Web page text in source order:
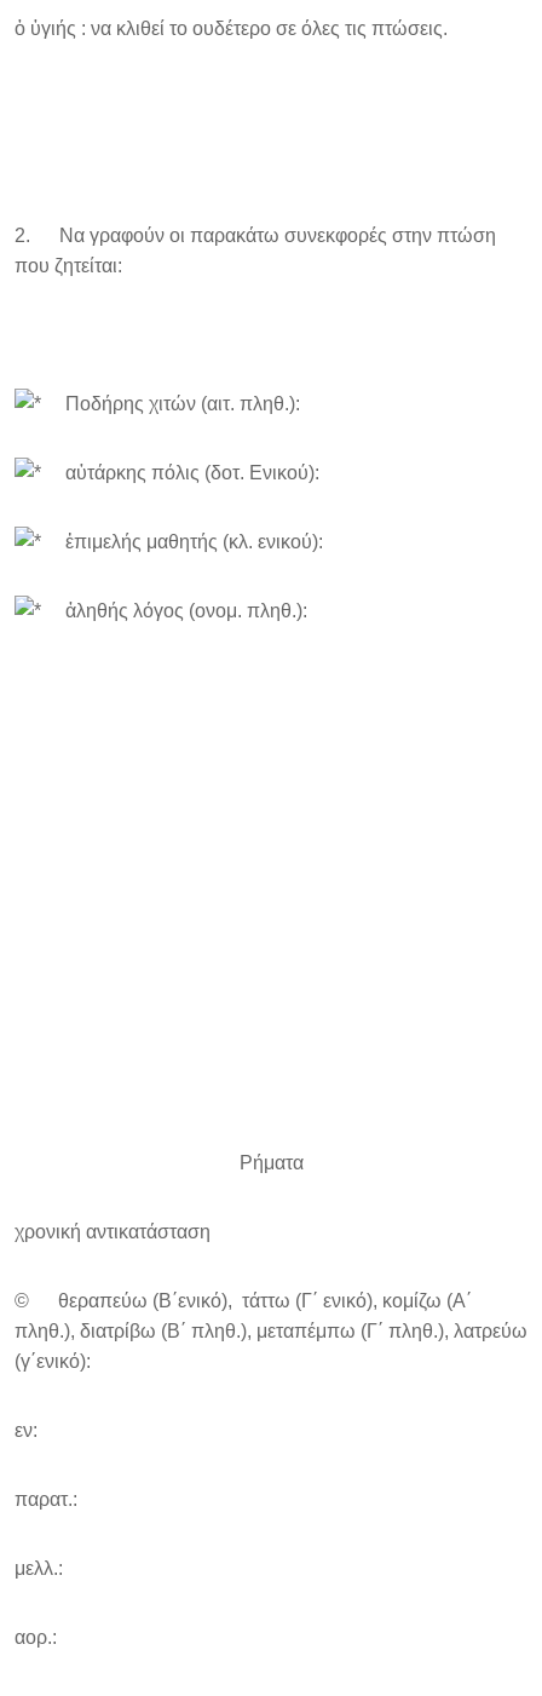
ὁ ὐγιής : να κλιθεί το ουδέτερο σε όλες τις πτώσεις.
2. Να γραφούν οι παρακάτω συνεκφορές στην πτώση
που ζητείται:
Ποδήρης χιτών (αιτ. πληθ.):
αὐτάρκης πόλις (δοτ. Ενικού):
ἐπιμελής μαθητής (κλ. ενικού):
ἀληθής λόγος (ονομ. πληθ.):
Ρήματα
χρονική αντικατάσταση
© θεραπεύω (B΄ενικό), τάττω (Γ΄ ενικό), κομίζω (Α΄
πληθ.), διατρίβω (Β΄ πληθ.), μεταπέμπω (Γ΄ πληθ.), λατρεύω
(γ΄ενικό):
εν:
παρατ.:
μελλ.:
αορ.: